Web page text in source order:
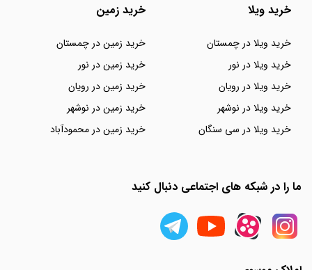
خرید ویلا
خرید ویلا در چمستان
خرید ویلا در نور
خرید ویلا در رویان
خرید ویلا در نوشهر
خرید ویلا در سی سنگان
خرید زمین
خرید زمین در چمستان
خرید زمین در نور
خرید زمین در رویان
خرید زمین در نوشهر
خرید زمین در محمودآباد
ما را در شبکه های اجتماعی دنبال کنید